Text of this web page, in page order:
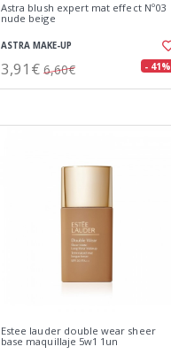
Astra blush expert mat effect Nº03
nude beige
ASTRA MAKE-UP
3,91€ 6,60€ - 41%
Estee lauder double wear sheer
base maquillaje 5w1 1un